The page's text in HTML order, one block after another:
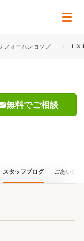
フォームショップ
無料でご相談
スタッフブログ ごあいさつ